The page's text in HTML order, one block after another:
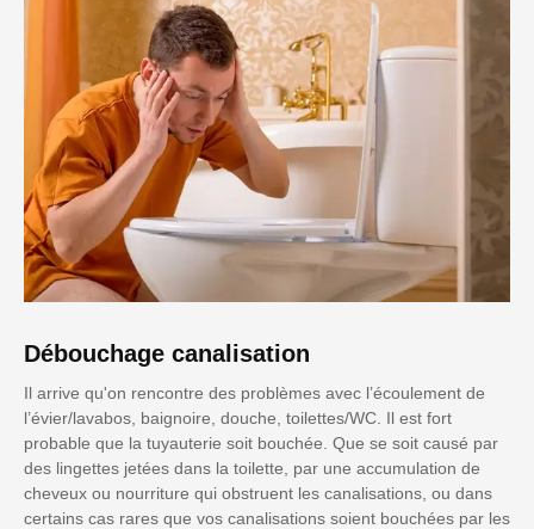
Débouchage canalisation
Il arrive qu'on rencontre des problèmes avec l’écoulement de
l’évier/lavabos, baignoire, douche, toilettes/WC. Il est fort
probable que la tuyauterie soit bouchée. Que se soit causé par
des lingettes jetées dans la toilette, par une accumulation de
cheveux ou nourriture qui obstruent les canalisations, ou dans
certains cas rares que vos canalisations soient bouchées par les